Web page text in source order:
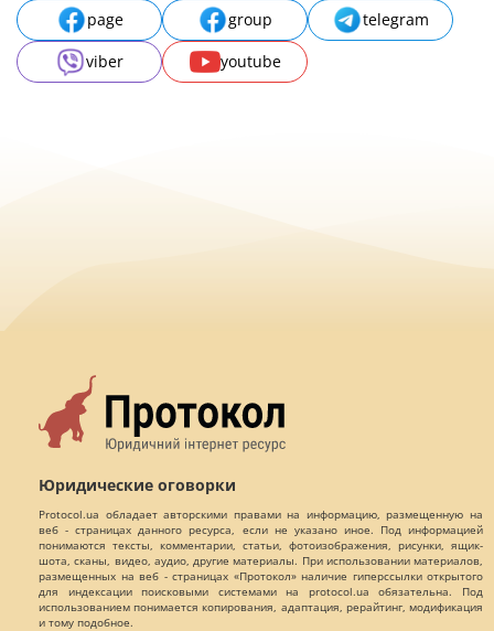
page group
telegram
viber
youtube
Юридические оговорки
Protocol.ua обладает авторскими правами на информацию, размещенную на
веб - страницах данного ресурса, если не указано иное. Под информацией
понимаются тексты, комментарии, статьи, фотоизображения, рисунки, ящик-
шота, сканы, видео, аудио, другие материалы. При использовании материалов,
размещенных на веб - страницах «Протокол» наличие гиперссылки открытого
для индексации поисковыми системами на protocol.ua обязательна. Под
использованием понимается копирования, адаптация, рерайтинг, модификация
и тому подобное.